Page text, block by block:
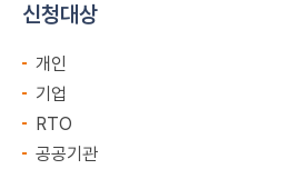
신청대상
개인
기업
RTO
공공기관